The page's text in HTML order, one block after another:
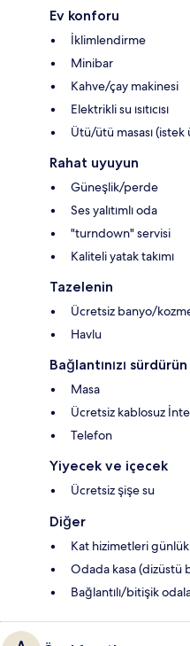
Ev konforu
İklimlendirme
Minibar
Kahve/çay makinesi
Elektrikli su ısıtıcısı
Ütü/ütü masası (istek
Rahat uyuyun
Güneşlik/perde
Ses yalıtımlı oda
"turndown" servisi
Kaliteli yatak takımı
Tazelenin
Ücretsiz banyo/
Havlu
Bağlantınızı sürdürün
Masa
Ücretsiz kablosuz
Telefon
Yiyecek ve içecek
Ücretsiz şişe su
Diğer
Kat hizimetleri
Odada kasa (dizüstü
Bağlantılı/bitişik